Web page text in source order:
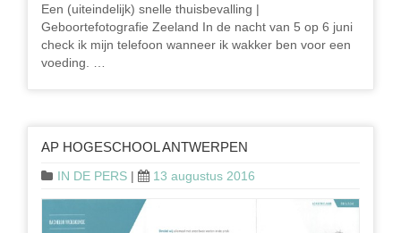
Een (uiteindelijk) snelle thuisbevalling |
Geboortefotografie Zeeland In de nacht van 5 op 6 juni
check ik mijn telefoon wanneer ik wakker ben voor een
voeding. …
AP HOGESCHOOL ANTWERPEN
IN DE PERS | 13 augustus 2016